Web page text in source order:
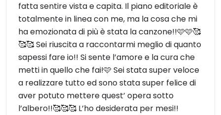
fatta sentire vista e capita. Il piano editoriale è
totalmente in linea con me, ma la cosa che mi
ha emozionata di più è stata la canzone!!🩷🩷🥰
🥰🥰 Sei riuscita a raccontarmi meglio di quanto
sapessi fare io!! Si sente l’amore e la cura che
metti in quello che fai!🩷 Sei stata super veloce
a realizzare tutto ed sono stata super felice di
aver potuto mettere quest’ opera sotto
l’albero!!🥰🥰🥰 L’ho desiderata per mesi!!